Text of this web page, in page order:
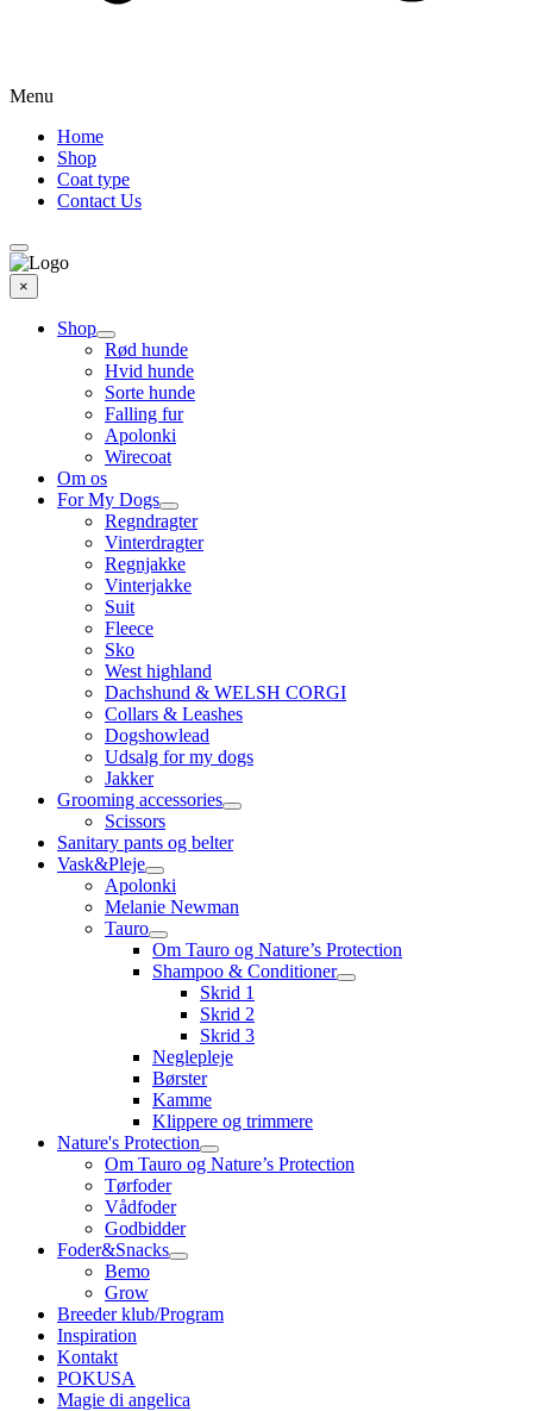
Menu
Home
Shop
Coat type
Contact Us
×
Shop
Rød hunde
Hvid hunde
Sorte hunde
Falling fur
Apolonki
Wirecoat
Om os
For My Dogs
Regndragter
Vinterdragter
Regnjakke
Vinterjakke
Suit
Fleece
Sko
West highland
Dachshund & WELSH CORGI
Collars & Leashes
Dogshowlead
Udsalg for my dogs
Jakker
Grooming accessories
Scissors
Sanitary pants og belter
Vask&Pleje
Apolonki
Melanie Newman
Tauro
Om Tauro og Nature’s Protection
Shampoo & Conditioner
Skrid 1
Skrid 2
Skrid 3
Neglepleje
Børster
Kamme
Klippere og trimmere
Nature's Protection
Om Tauro og Nature’s Protection
Tørfoder
Vådfoder
Godbidder
Foder&Snacks
Bemo
Grow
Breeder klub/Program
Inspiration
Kontakt
POKUSA
Magie di angelica